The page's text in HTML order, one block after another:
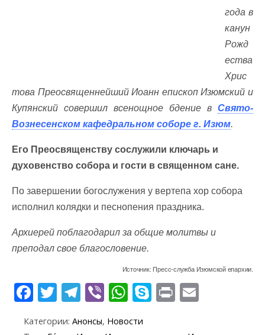
года в
канун
Рожд
ества
Хрис
това Преосвященнейший Иоанн епископ Изюмский и
Купянский совершил всенощное бдение в Свято-
Вознесенском кафедральном соборе г. Изюм.
Его Преосвященству сослужили ключарь и
духовенство собора и гости в священном сане.
По завершении богослужения у вертепа хор собора
исполнил колядки и песнопения праздника.
Архиерей поблагодарил за общие молитвы и
преподал свое благословение.
Источник: Пресс-служба Изюмской епархии.
F T T Vi W S Pr
Категории: Анонсы, Новости